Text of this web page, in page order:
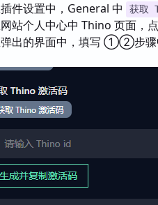
插件设置中，General 中
获取
网站个人中心中 Thino 页面，
弹出的界面中，填写 ①②步